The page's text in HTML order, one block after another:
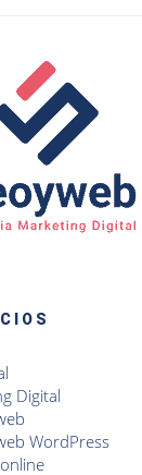
Digital
WordPress